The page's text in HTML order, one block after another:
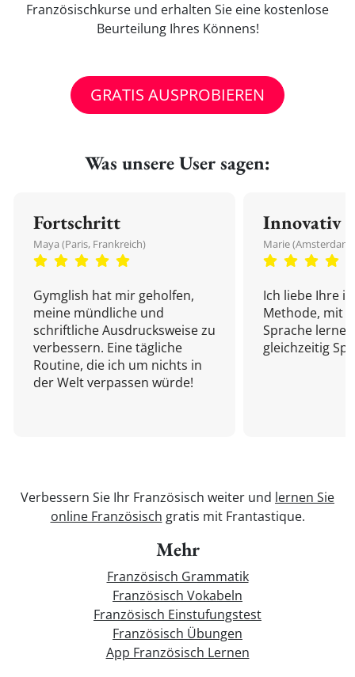
Französischkurse und erhalten Sie eine kostenlose
Beurteilung Ihres Könnens!
GRATIS AUSPROBIEREN
Was unsere User sagen:
Fortschritt
Maya (Paris, Frankreich)
Gymglish hat mir geholfen,
meine mündliche und
schriftliche Ausdrucksweise zu
verbessern. Eine tägliche
Routine, die ich um nichts in
der Welt verpassen würde!
Innovativ
Marie
Ich liebe Ihre
Methode, mit
Sprache
gleichzeitig
Verbessern Sie Ihr Französisch weiter und lernen Sie
online Französisch gratis mit Frantastique.
Mehr
Französisch Grammatik
Französisch Vokabeln
Französisch Einstufungstest
Französisch Übungen
App Französisch Lernen